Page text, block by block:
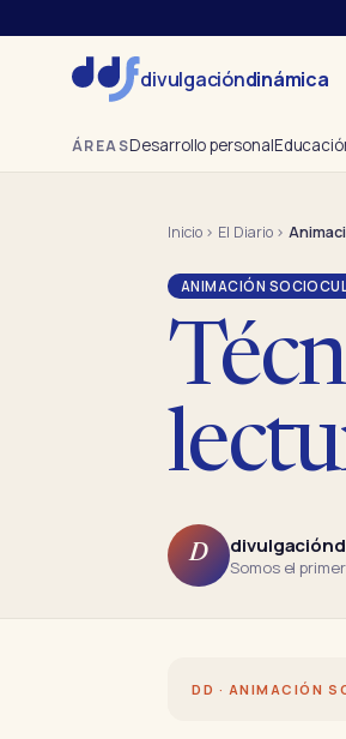
divulgacióndinámica
ÁREASDesarrollo personal
Inicio› El Diario›
ANIMACIÓN
D Somos el
DD · ANIMACIÓN